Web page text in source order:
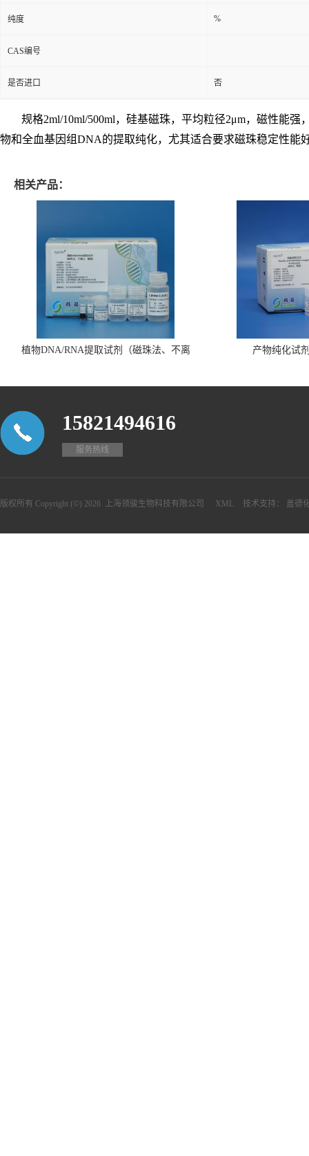
纯度 %
CAS编号
是否进口 否
规格2ml/10ml/500ml，硅基磁珠，平均粒径2μm，磁性能强
物和全血基因组DNA的提取纯化，尤其适合要求磁珠稳定性能
相关产品：
植物DNA/RNA提取试剂（磁珠法、不离
产物纯化试
15821494616
服务热线
版权所有 Copyright (©) 2026 上海领骏生物科技有限公司 XML 技术支持： 盖德